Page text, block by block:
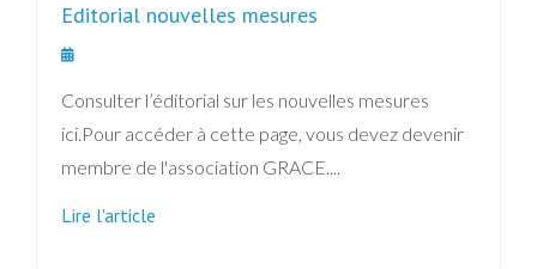
Editorial nouvelles mesures
Consulter l’éditorial sur les nouvelles mesures
ici.Pour accéder à cette page, vous devez devenir
membre de l'association GRACE....
Lire l'article